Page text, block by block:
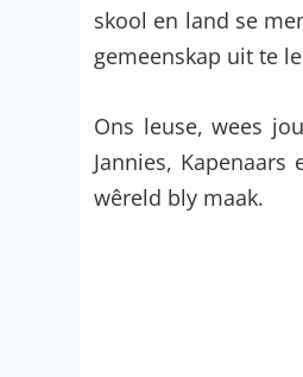
skool en land se
gemeenskap uit te
Ons leuse, wees
Jannies,
wêreld bly maak.